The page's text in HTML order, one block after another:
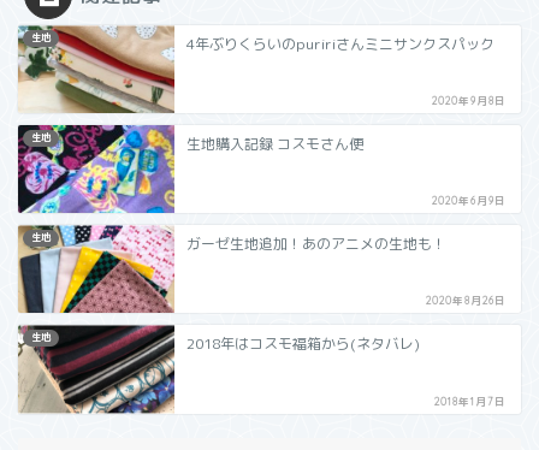
生地 4年ぶりくらいのpuririさんミニサンクスパック
2020年9月8日
生地 生地購入記録 コスモさん便
2020年6月9日
生地 ガーゼ生地追加！あのアニメの生地も！
2020年8月26日
生地 2018年はコスモ福箱から(ネタバレ)
2018年1月7日